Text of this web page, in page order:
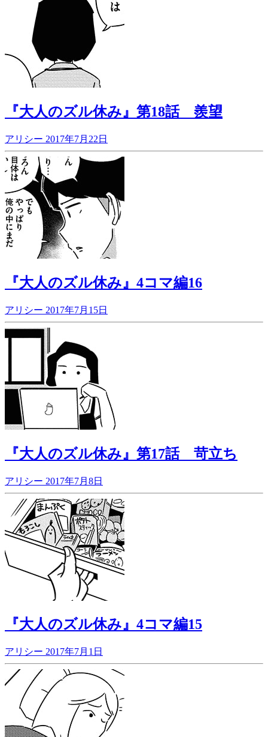
『大人のズル休み』第18話 羨望
アリシー 2017年7月22日
『大人のズル休み』4コマ編16
アリシー 2017年7月15日
『大人のズル休み』第17話 苛立ち
アリシー 2017年7月8日
『大人のズル休み』4コマ編15
アリシー 2017年7月1日